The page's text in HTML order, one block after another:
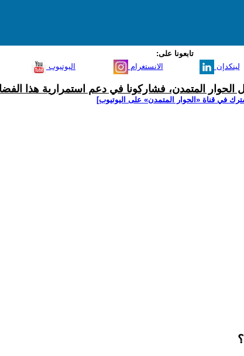
تابعونا على:
اليوتيوب الانستغرام لينكدإن
الحوار المتمدن، فشاركونا في دعم استمرارية هذا
في قناة ‫«الحوار المتمدن» على اليوتيوب]